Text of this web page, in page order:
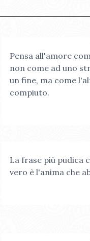
Pensa all'amore
non come ad uno
un fine, ma come
compiuto.
La frase più pudica
vero è l'anima che